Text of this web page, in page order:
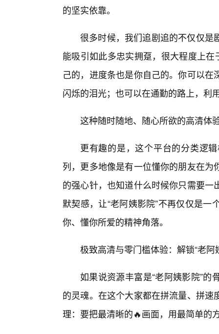
的坚实依靠。
很多时候，我们追剧追的不仅仅是
能吸引如此多忠实拥趸，很大程度上
己的，进度条也是你自己的。你可以
闪烁的泪光；也可以在通勤的路上，利
这种随时随地、随心所欲的高清体
更有趣的是，这个平台的分类逻
列，更多地像是有一位懂你的朋友在
的强心针，也知道什么时候你只需要
默契感，让“老阿姨影院”不再仅仅是
你、懂你所爱的精神角落。
极致高清与零门槛体验：解锁“老
如果说资源丰富是“老阿姨影院”
的灵魂。在这个大家都在拼流量、拼
理：要把最清晰的🔥画面，用最简单的